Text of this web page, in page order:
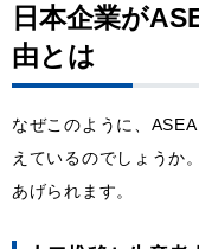
日本企業が
由とは
なぜこのように、
えているのでしょうか
あげられます。